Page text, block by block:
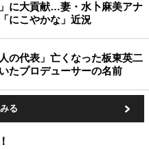
に大貢献…妻・水卜麻美アナ
にこやかな」近況
の代表」亡くなった板東英二
たプロデューサーの名前
る